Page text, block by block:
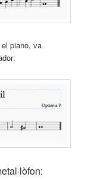
piano, va
: